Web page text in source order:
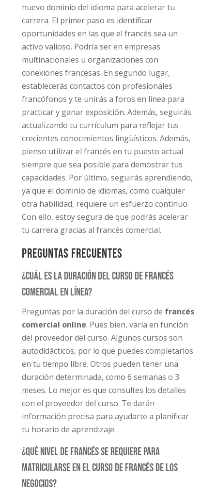
nuevo dominio del idioma para acelerar tu
carrera. El primer paso es identificar
oportunidades en las que el francés sea un
activo valioso. Podría ser en empresas
multinacionales u organizaciones con
conexiones francesas. En segundo lugar,
establecerás contactos con profesionales
francófonos y te unirás a foros en línea para
practicar y ganar exposición. Además, seguirás
actualizando tu currículum para reflejar tus
crecientes conocimientos lingüísticos. Además,
pienso utilizar el francés en tu puesto actual
siempre que sea posible para demostrar tus
capacidades. Por último, seguirás aprendiendo,
ya que el dominio de idiomas, como cualquier
otra habilidad, requiere un esfuerzo continuo.
Con ello, estoy segura de que podrás acelerar
tu carrera gracias al francés comercial.
Preguntas frecuentes
¿Cuál es la duración del curso de francés
comercial en línea?
Preguntas por la duración del curso de francés
comercial online. Pues bien, varía en función
del proveedor del curso. Algunos cursos son
autodidácticos, por lo que puedes completarlos
en tu tiempo libre. Otros pueden tener una
duración determinada, como 6 semanas o 3
meses. Lo mejor es que consultes los detalles
con el proveedor del curso. Te darán
información precisa para ayudarte a planificar
tu horario de aprendizaje.
¿Qué nivel de francés se requiere para
matricularse en el Curso de Francés de los
Negocios?